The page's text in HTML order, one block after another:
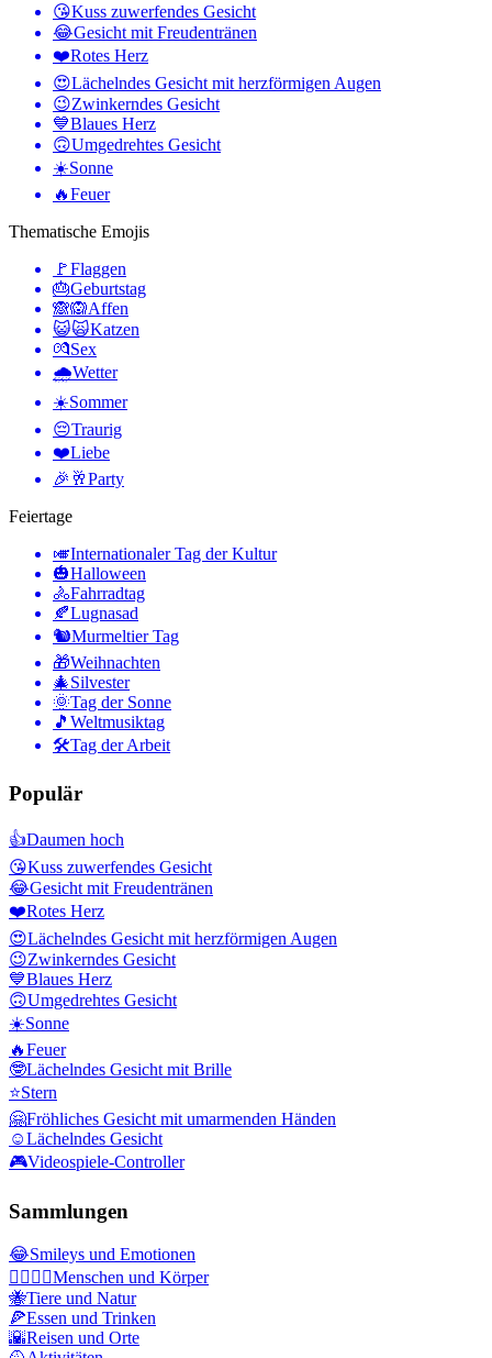
😘Kuss zuwerfendes Gesicht
😂Gesicht mit Freudentränen
❤️Rotes Herz
😍Lächelndes Gesicht mit herzförmigen Augen
😉Zwinkerndes Gesicht
💙Blaues Herz
🙃Umgedrehtes Gesicht
☀️Sonne
🔥Feuer
Thematische Emojis
🚩Flaggen
🎂Geburtstag
🙈🙉Affen
😺🙀Katzen
💏Sex
🌧Wetter
☀️Sommer
😔Traurig
❤️Liebe
🎉🥂Party
Feiertage
🎺Internationaler Tag der Kultur
🎃Halloween
🚴Fahrradtag
🍂Lugnasad
🐿Murmeltier Tag
🎁Weihnachten
🎄Silvester
🌞Tag der Sonne
🎵 Weltmusiktag
🛠Tag der Arbeit
Populär
👍Daumen hoch
😘Kuss zuwerfendes Gesicht
😂Gesicht mit Freudentränen
❤️Rotes Herz
😍Lächelndes Gesicht mit herzförmigen Augen
😉Zwinkerndes Gesicht
💙Blaues Herz
🙃Umgedrehtes Gesicht
☀️Sonne
🔥Feuer
🤓Lächelndes Gesicht mit Brille
⭐Stern
🤗Fröhliches Gesicht mit umarmenden Händen
☺️Lächelndes Gesicht
🎮Videospiele-Controller
Sammlungen
😂Smileys und Emotionen
👩‍❤️‍💋‍👨Menschen und Körper
🐝Tiere und Natur
🍕Essen und Trinken
🌇Reisen und Orte